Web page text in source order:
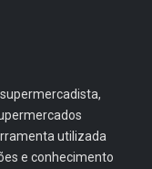
utilizada
e conhecimento